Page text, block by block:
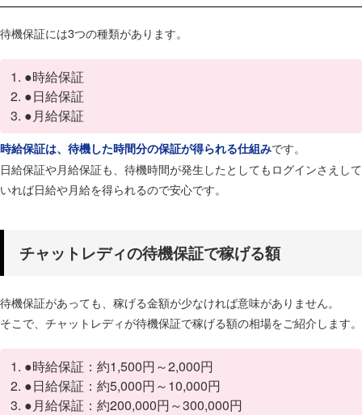
待機保証には3つの種類があります。
●時給保証
●日給保証
●月給保証
時給保証は、待機した時間分の保証が得られる仕組みです。
日給保証や月給保証も、待機時間が発生したとしてもログインさえして
いれば日給や月給を得られるので安心です。
チャットレディの待機保証で稼げる額
待機保証があっても、稼げる金額が少なければ意味がありません。
そこで、チャットレディが待機保証で稼げる額の相場をご紹介します。
●時給保証：約1,500円～2,000円
●日給保証：約5,000円～10,000円
●月給保証：約200,000円～300,000円